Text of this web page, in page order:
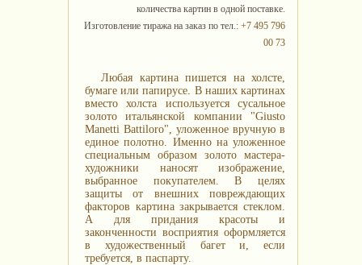
количества картин в одной поставке.
Изготовление тиража на заказ по тел.: +7 495 796
00 73
Любая картина пишется на холсте,
бумаге или папирусе. В наших картинах
вместо холста используется сусальное
золото итальянской компании "Giusto
Manetti Battiloro", уложенное вручную в
единое полотно. Именно на уложенное
специальным образом золото мастера-
художники наносят изображение,
выбранное покупателем. В целях
защиты от внешних повреждающих
факторов картина закрывается стеклом.
А для придания красоты и
законченности восприятия оформляется
в художественный багет и, если
требуется, в паспарту.